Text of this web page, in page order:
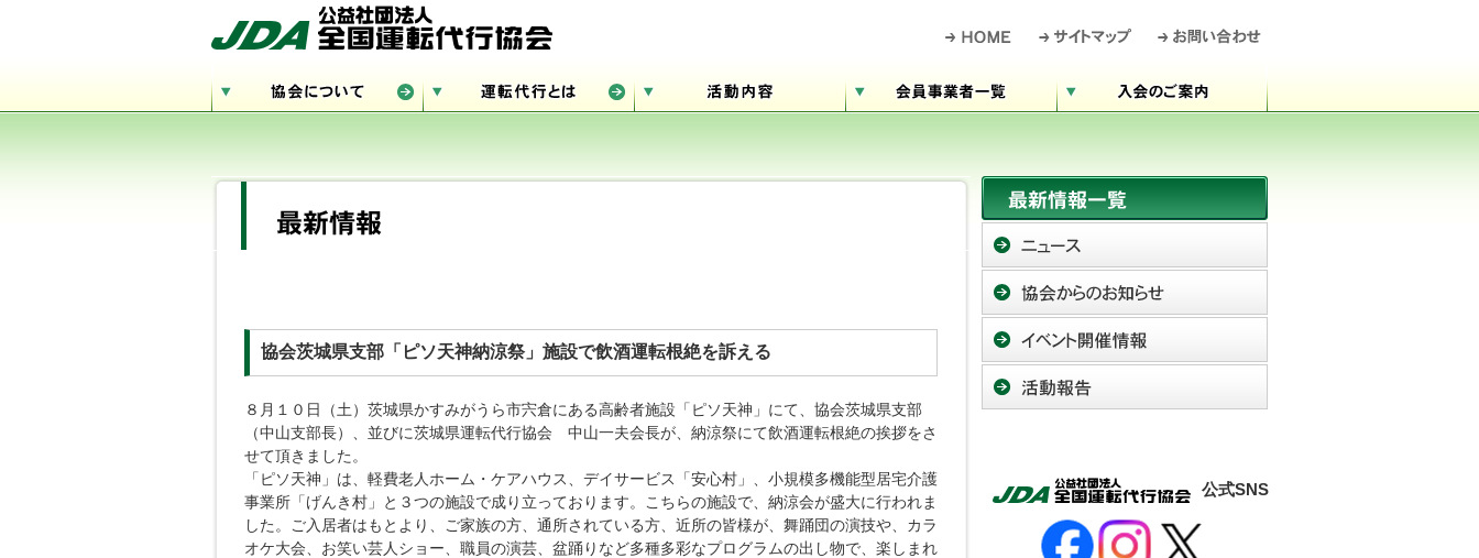
協会茨城県支部「ピソ天神納涼祭」施設で飲酒運転根絶を訴える
８月１０日（土）茨城県かすみがうら市宍倉にある高齢者施設「ピソ天神」にて、協会茨城県支部
（中山支部長）、並びに茨城県運転代行協会 中山一夫会長が、納涼祭にて飲酒運転根絶の挨拶をさ
せて頂きました。
「ピソ天神」は、軽費老人ホーム・ケアハウス、デイサービス「安心村」、小規模多機能型居宅介護
事業所「げんき村」と３つの施設で成り立っております。こちらの施設で、納涼会が盛大に行われま
した。ご入居者はもとより、ご家族の方、通所されている方、近所の皆様が、舞踊団の演技や、カラ
オケ大会、お笑い芸人ショー、職員の演芸、盆踊りなど多種多彩なプログラムの出し物で、楽しまれ
公式SNS